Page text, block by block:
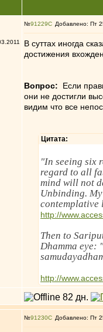
№91229 Добавлено: Пт
В суттах иногда
достижения
Вопрос: Если
они не достигли
видим что все
Цитата:
"In seeing six
regard to all
mind will not
Unbinding.
contemplative
http://
Then to
Dhamma eye: "
http://
№91230 Добавлено: Пт